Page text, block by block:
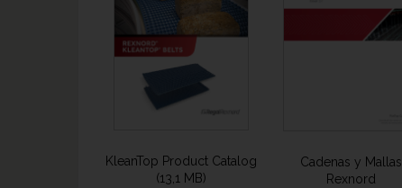
KleanTop Product Catalog
(13,1 MB)
Cadenas y Mallas
Rexnord